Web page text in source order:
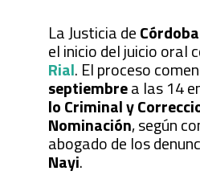
La Justicia deCórdoba
el inicio del juicio oral
Rial. El proceso
septiembrea las 14
lo Criminal y
Nominación, según
abogado de los
Nayi.